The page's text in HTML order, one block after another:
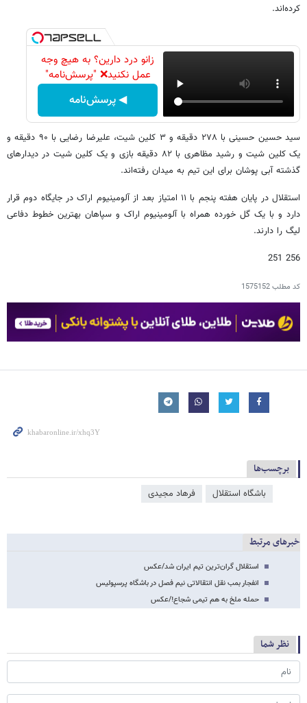
کرده‌اند.
زانو درد دارین؟ به هیچ وجه
عمل نکنید❌ "پرسش‌نامه"
◀ پرسش‌نامه
سید حسین حسینی با ۲۷۸ دقیقه و ۳ کلین شیت، علیرضا رضایی با ۹۰ دقیقه و
یک کلین شیت و رشید مظاهری با ۸۲ دقیقه بازی و یک کلین شیت در دیدارهای
گذشته آبی پوشان برای این تیم به میدان رفته‌اند.
استقلال در پایان هفته پنجم با ۱۱ امتیاز بعد از آلومینیوم اراک در جایگاه دوم قرار
دارد و با یک گل خورده همراه با آلومینیوم اراک و سپاهان بهترین خطوط دفاعی
لیگ را دارند.
256 251
کد مطلب1575152
برچسب‌ها
باشگاه استقلال فرهاد مجیدی
خبرهای مرتبط
استقلال گران‌ترین تیم ایران شد/عکس
انفجار بمب نقل انتقالاتی نیم فصل در باشگاه پرسپولیس
حمله ملخ به هم تیمی شجاع!/عکس
نظر شما